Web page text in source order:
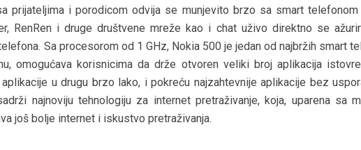
prijateljima i porodicom odvija se munjevito brzo sa smart telefonom
RenRen i druge društvene mreže kao i chat uživo direktno se
Sa procesorom od 1 GHz, Nokia 500 je jedan od najbržih smart
omogućava korisnicima da drže otvoren veliki broj aplikacija
u drugu brzo lako, i pokreću najzahtevnije aplikacije bez
najnoviju tehnologiju za internet pretraživanje, koja, uparena sa
još bolje internet i iskustvo pretraživanja.